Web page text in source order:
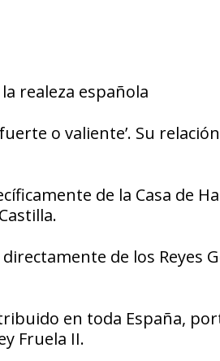
realeza española
o valiente’. Su
de la Casa de
de los Reyes
en toda España,
Fruela II.